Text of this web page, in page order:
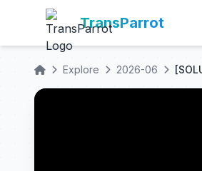
TransParrot
Explore 2026-06